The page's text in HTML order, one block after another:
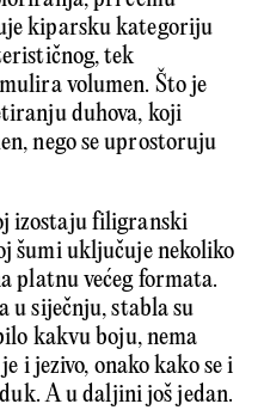
kiparsku kategoriju
tek
volumen. Što je
duhova, koji
nego se uprostoruju
izostaju filigranski
šumi uključuje nekoliko
platnu većeg formata.
u siječnju, stabla su
kakvu boju, nema
i jezivo, onako kako se i
A u daljini još jedan.